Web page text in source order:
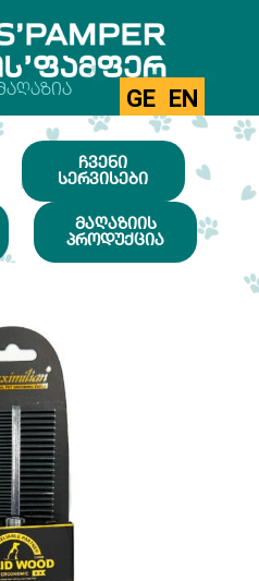
GE EN
ᲩᲕᲔᲜᲘ
ᲡᲔᲠᲕᲘᲡᲔᲑᲘ
ᲛᲐᲦᲐᲖᲘᲘᲡ
ᲞᲠᲝᲓᲣᲥᲪᲘᲐ